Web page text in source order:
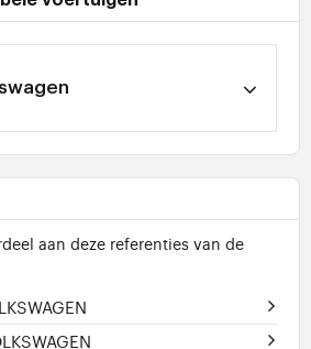
aan deze referenties van de